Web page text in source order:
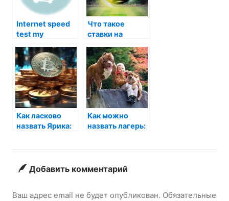
Internet speed
test my
Что такое
ставки на
Как ласково
назвать Ярика:
Как можно
назвать лагерь:
Добавить комментарий
Ваш адрес email не будет опубликован. Обязательные